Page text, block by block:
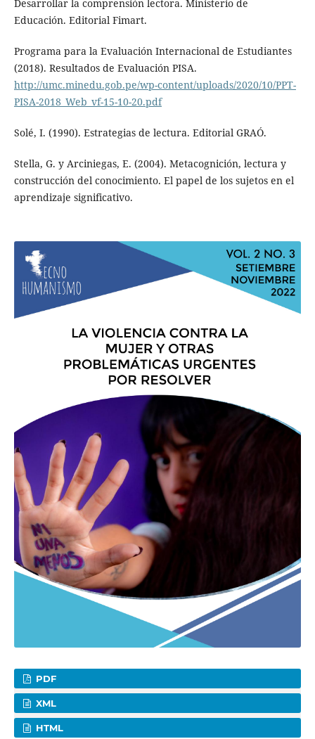
Desarrollar la comprensión lectora. Ministerio de
Educación. Editorial Fimart.
Programa para la Evaluación Internacional de Estudiantes
(2018). Resultados de Evaluación PISA.
http://umc.minedu.gob.pe/wp-content/uploads/2020/10/PPT-
PISA-2018_Web_vf-15-10-20.pdf
Solé, I. (1990). Estrategias de lectura. Editorial GRAÓ.
Stella, G. y Arciniegas, E. (2004). Metacognición, lectura y
construcción del conocimiento. El papel de los sujetos en el
aprendizaje significativo.
PDF
XML
HTML